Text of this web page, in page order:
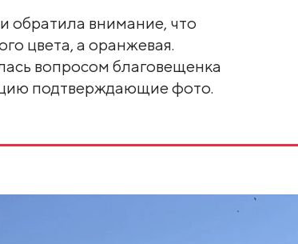
обратила внимание, что
цвета, а оранжевая.
вопросом благовещенка
подтверждающие фото.